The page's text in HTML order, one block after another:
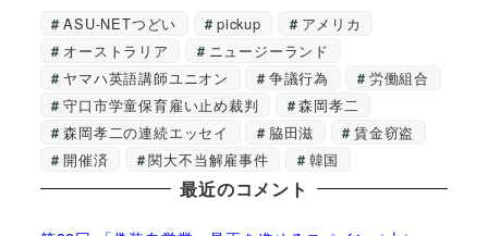
ASU-NETつどい pickup
アメリカ
オーストラリア
ニュージーランド
ヤマハ英語講師ユニオン
争議行為
労働組合
守口市学童保育雇い止め裁判
森岡孝二
森岡孝二の連続エッセイ
脇田滋
賃金窃盗
開催済
関大不当解雇事件 韓国
最近のコメント